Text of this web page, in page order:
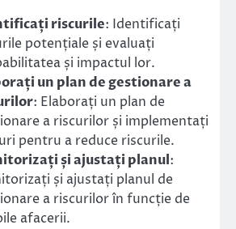
riscurile: Identificați
potențiale și evaluați
și impactul lor.
un plan de gestionare a
: Elaborați un plan de
a riscurilor și implementați
pentru a reduce riscurile.
și ajustați planul:
și ajustați planul de
a riscurilor în funcție de
afacerii.